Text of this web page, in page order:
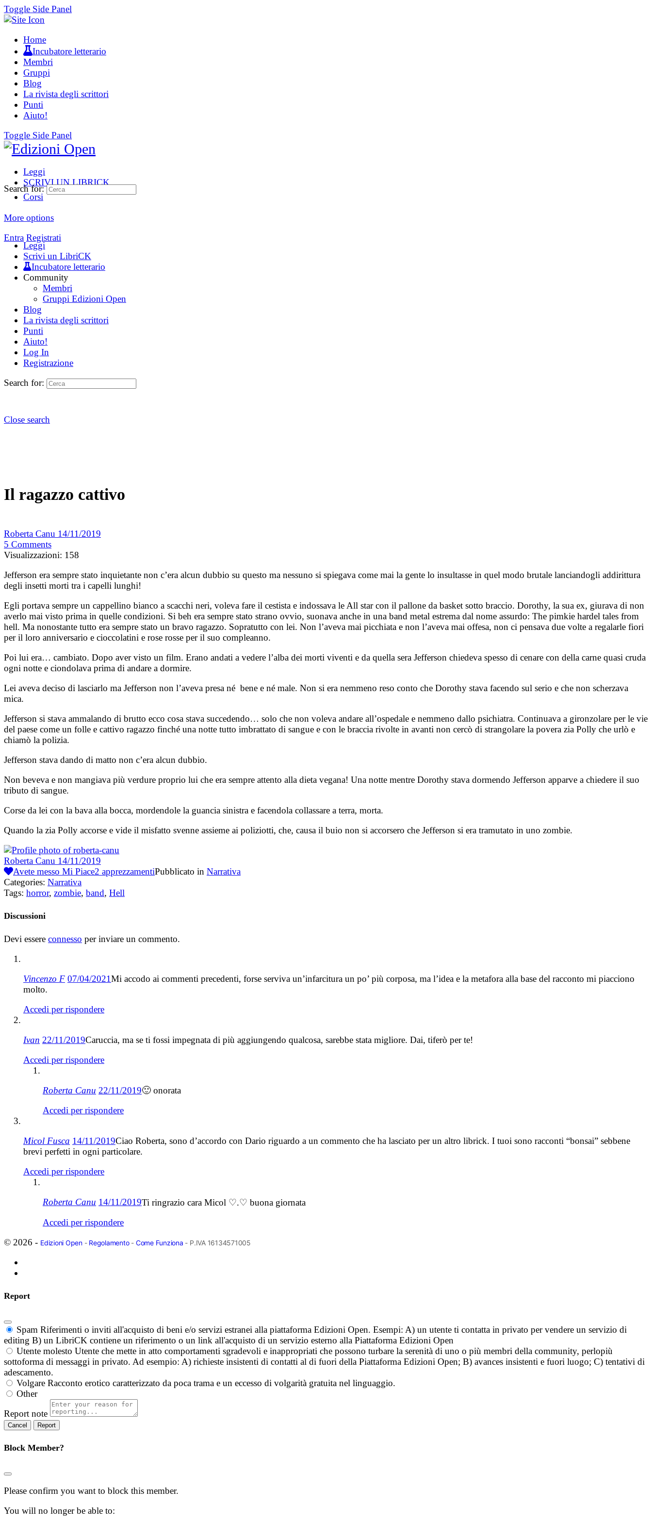
Toggle Side Panel
Home
Incubatore letterario
Membri
Gruppi
Blog
La rivista degli scrittori
Punti
Aiuto!
Toggle Side Panel
Leggi
SCRIVI UN LIBRICK
Corsi
More options
Entra Registrati
Search for:
Leggi
Scrivi un LibriCK
Incubatore letterario
Community
Membri
Gruppi Edizioni Open
Blog
La rivista degli scrittori
Punti
Aiuto!
Log In
Registrazione
Search for:
Close search
Il ragazzo cattivo
Roberta Canu 14/11/2019
5 Comments
Visualizzazioni: 158
Jefferson era sempre stato inquietante non c’era alcun dubbio su questo ma nessuno si spiegava come mai la gente lo insultasse in quel modo brutale lanciandogli addirittura
degli insetti morti tra i capelli lunghi!
Egli portava sempre un cappellino bianco a scacchi neri, voleva fare il cestista e indossava le All star con il pallone da basket sotto braccio. Dorothy, la sua ex, giurava di non
averlo mai visto prima in quelle condizioni. Si beh era sempre stato strano ovvio, suonava anche in una band metal estrema dal nome assurdo: The pimkie hardel tales from
hell. Ma nonostante tutto era sempre stato un bravo ragazzo. Sopratutto con lei. Non l’aveva mai picchiata e non l’aveva mai offesa, non ci pensava due volte a regalarle fiori
per il loro anniversario e cioccolatini e rose rosse per il suo compleanno.
Poi lui era… cambiato. Dopo aver visto un film. Erano andati a vedere l’alba dei morti viventi e da quella sera Jefferson chiedeva spesso di cenare con della carne quasi cruda
ogni notte e ciondolava prima di andare a dormire.
Lei aveva deciso di lasciarlo ma Jefferson non l’aveva presa né bene e né male. Non si era nemmeno reso conto che Dorothy stava facendo sul serio e che non scherzava
mica.
Jefferson si stava ammalando di brutto ecco cosa stava succedendo… solo che non voleva andare all’ospedale e nemmeno dallo psichiatra. Continuava a gironzolare per le vie
del paese come un folle e cattivo ragazzo finché una notte tutto imbrattato di sangue e con le braccia rivolte in avanti non cercò di strangolare la povera zia Polly che urlò e
chiamò la polizia.
Jefferson stava dando di matto non c’era alcun dubbio.
Non beveva e non mangiava più verdure proprio lui che era sempre attento alla dieta vegana! Una notte mentre Dorothy stava dormendo Jefferson apparve a chiedere il suo
tributo di sangue.
Corse da lei con la bava alla bocca, mordendole la guancia sinistra e facendola collassare a terra, morta.
Quando la zia Polly accorse e vide il misfatto svenne assieme ai poliziotti, che, causa il buio non si accorsero che Jefferson si era tramutato in uno zombie.
Roberta Canu 14/11/2019
Avete messo Mi Piace2 apprezzamentiPubblicato in Narrativa
Categories: Narrativa
Tags: horror, zombie, band, Hell
Discussioni
Devi essere connesso per inviare un commento.
Vincenzo F 07/04/2021Mi accodo ai commenti precedenti, forse serviva un’infarcitura un po’ più corposa, ma l’idea e la metafora alla base del racconto mi piacciono
molto.
Accedi per rispondere
Ivan 22/11/2019Caruccia, ma se ti fossi impegnata di più aggiungendo qualcosa, sarebbe stata migliore. Dai, tiferò per te!
Accedi per rispondere
Roberta Canu 22/11/2019🙂 onorata
Accedi per rispondere
Micol Fusca 14/11/2019Ciao Roberta, sono d’accordo con Dario riguardo a un commento che ha lasciato per un altro librick. I tuoi sono racconti “bonsai” sebbene
brevi perfetti in ogni particolare.
Accedi per rispondere
Roberta Canu 14/11/2019Ti ringrazio cara Micol ♡.♡ buona giornata
Accedi per rispondere
© 2026 - Edizioni Open- Regolamento- Come Funziona - P.IVA 16134571005
Report
Spam Riferimenti o inviti all'acquisto di beni e/o servizi estranei alla piattaforma Edizioni Open. Esempi: A) un utente ti contatta in privato per vendere un servizio di
editing B) un LibriCK contiene un riferimento o un link all'acquisto di un servizio esterno alla Piattaforma Edizioni Open
Utente molesto Utente che mette in atto comportamenti sgradevoli e inappropriati che possono turbare la serenità di uno o più membri della community, perlopiù
sottoforma di messaggi in privato. Ad esempio: A) richieste insistenti di contatti al di fuori della Piattaforma Edizioni Open; B) avances insistenti e fuori luogo; C) tentativi di
adescamento.
Volgare Racconto erotico caratterizzato da poca trama e un eccesso di volgarità gratuita nel linguaggio.
Other
Report note
Report
Block Member?
Please confirm you want to block this member.
You will no longer be able to: